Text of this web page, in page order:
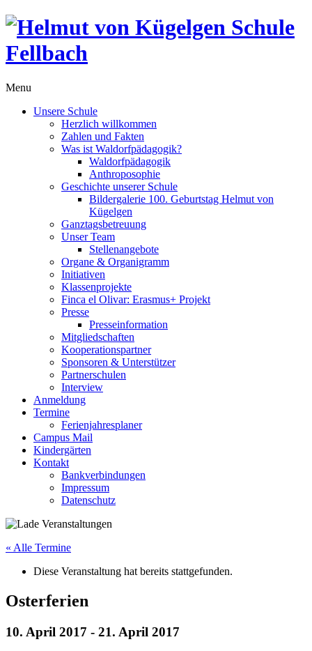
Menu
Unsere Schule
Herzlich willkommen
Zahlen und Fakten
Was ist Waldorfpädagogik?
Waldorfpädagogik
Anthroposophie
Geschichte unserer Schule
Bildergalerie 100. Geburtstag Helmut von
Kügelgen
Ganztagsbetreuung
Unser Team
Stellenangebote
Organe & Organigramm
Initiativen
Klassenprojekte
Finca el Olivar: Erasmus+ Projekt
Presse
Presseinformation
Mitgliedschaften
Kooperationspartner
Sponsoren & Unterstützer
Partnerschulen
Interview
Anmeldung
Termine
Ferienjahresplaner
Campus Mail
Kindergärten
Kontakt
Bankverbindungen
Impressum
Datenschutz
« Alle Termine
Diese Veranstaltung hat bereits stattgefunden.
Osterferien
10. April 2017 - 21. April 2017